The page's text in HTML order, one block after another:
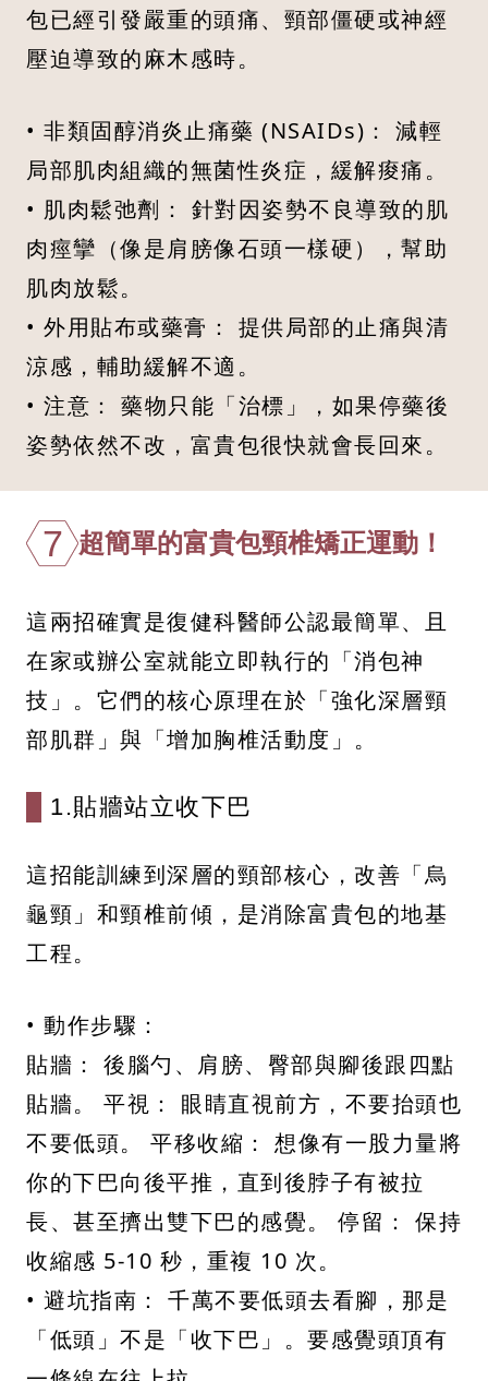
包已經引發嚴重的頭痛、頸部僵硬或神經
壓迫導致的麻木感時。
• 非類固醇消炎止痛藥 (NSAIDs)： 減輕
局部肌肉組織的無菌性炎症，緩解痠痛。
• 肌肉鬆弛劑： 針對因姿勢不良導致的肌
肉痙攣（像是肩膀像石頭一樣硬），幫助
肌肉放鬆。
• 外用貼布或藥膏： 提供局部的止痛與清
涼感，輔助緩解不適。
• 注意： 藥物只能「治標」，如果停藥後
姿勢依然不改，富貴包很快就會長回來。
7 超簡單的富貴包頸椎矯正運動！
這兩招確實是復健科醫師公認最簡單、且
在家或辦公室就能立即執行的「消包神
技」。它們的核心原理在於「強化深層頸
部肌群」與「增加胸椎活動度」。
1.貼牆站立收下巴
這招能訓練到深層的頸部核心，改善「烏
龜頸」和頸椎前傾，是消除富貴包的地基
工程。
• 動作步驟：
貼牆： 後腦勺、肩膀、臀部與腳後跟四點
貼牆。 平視： 眼睛直視前方，不要抬頭也
不要低頭。 平移收縮： 想像有一股力量將
你的下巴向後平推，直到後脖子有被拉
長、甚至擠出雙下巴的感覺。 停留： 保持
收縮感 5-10 秒，重複 10 次。
• 避坑指南： 千萬不要低頭去看腳，那是
「低頭」不是「收下巴」。要感覺頭頂有